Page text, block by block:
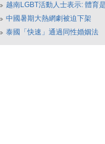
越南LGBT活動人士表示: 體育
中國暑期大熱網劇被迫下架
泰國「快速」通過同性婚姻法